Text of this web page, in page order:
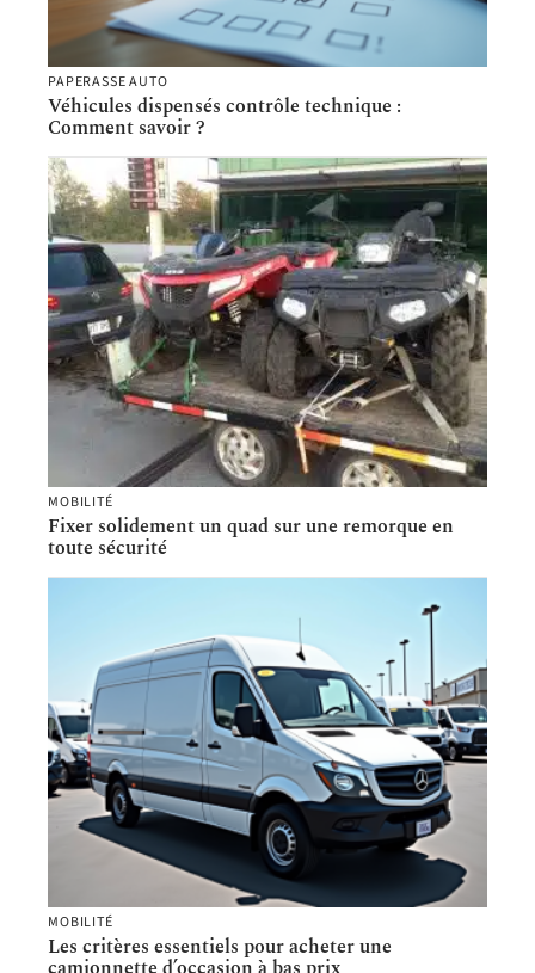
PAPERASSE AUTO
Véhicules dispensés contrôle technique :
Comment savoir ?
MOBILITÉ
Fixer solidement un quad sur une remorque en
toute sécurité
MOBILITÉ
Les critères essentiels pour acheter une